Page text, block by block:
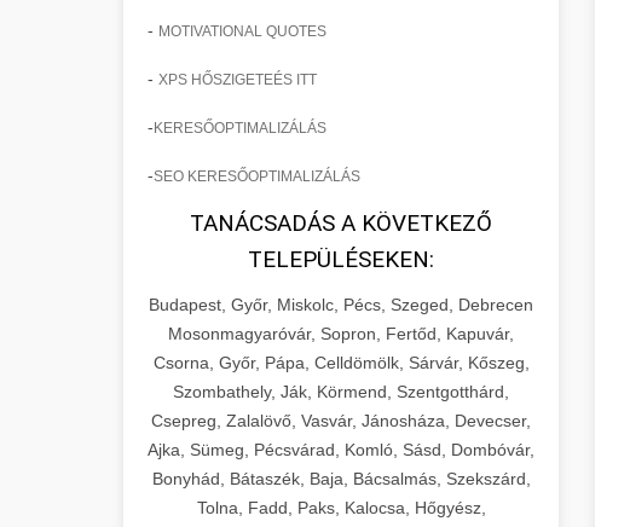
- MOTIVATIONAL QUOTES
- XPS HŐSZIGETEÉS ITT
- KERESŐOPTIMALIZÁLÁS
-SEO KERESŐOPTIMALIZÁLÁS
TANÁCSADÁS A KÖVETKEZŐ
TELEPÜLÉSEKEN:
Budapest, Győr, Miskolc, Pécs, Szeged, Debrecen
Mosonmagyaróvár, Sopron, Fertőd, Kapuvár,
Csorna, Győr, Pápa, Celldömölk, Sárvár, Kőszeg,
Szombathely, Ják, Körmend, Szentgotthárd,
Csepreg, Zalalövő, Vasvár, Jánosháza, Devecser,
Ajka, Sümeg, Pécsvárad, Komló, Sásd, Dombóvár,
Bonyhád, Bátaszék, Baja, Bácsalmás, Szekszárd,
Tolna, Fadd, Paks, Kalocsa, Hőgyész,